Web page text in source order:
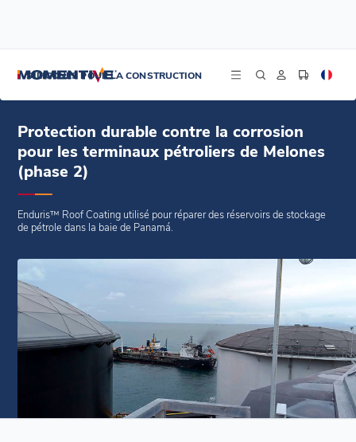
SILICONES POUR LA CONSTRUCTION
Protection durable contre la corrosion pour les terminaux pétroliers de Melones
(phase 2)
Protection durable contre la corrosion
pour les terminaux pétroliers de Melones
(phase 2)
Enduris™ Roof Coating utilisé pour réparer des réservoirs de stockage
de pétrole dans la baie de Panamá.